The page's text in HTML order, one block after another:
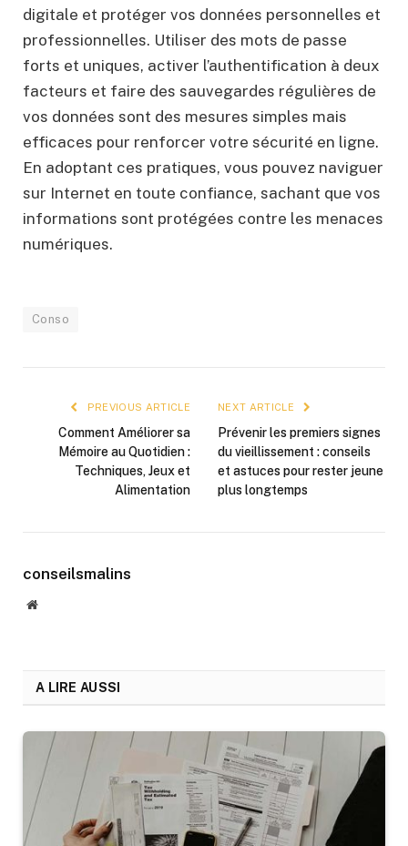
digitale et protéger vos données personnelles et
professionnelles. Utiliser des mots de passe
forts et uniques, activer l’authentification à deux
facteurs et faire des sauvegardes régulières de
vos données sont des mesures simples mais
efficaces pour renforcer votre sécurité en ligne.
En adoptant ces pratiques, vous pouvez naviguer
sur Internet en toute confiance, sachant que vos
informations sont protégées contre les menaces
numériques.
Conso
PREVIOUS ARTICLE
Comment Améliorer sa
Mémoire au Quotidien :
Techniques, Jeux et
Alimentation
NEXT ARTICLE
Prévenir les premiers signes
du vieillissement : conseils
et astuces pour rester jeune
plus longtemps
conseilsmalins
Website
A LIRE AUSSI